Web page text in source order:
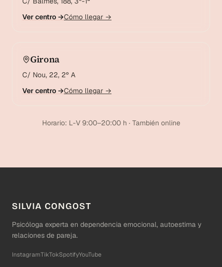
Ver centro →Cómo llegar →
Girona
C/ Nou, 22, 2º A
Ver centro →Cómo llegar →
Horario: L-V 9:00–20:00 h · También online
SILVIA CONGOST
Psicóloga experta en dependencia emocional, autoestima y
relaciones de pareja.
InstagramTikTokSpotifyYouTube